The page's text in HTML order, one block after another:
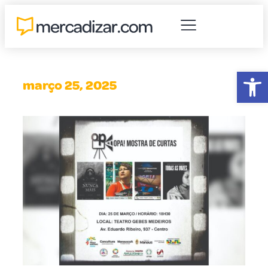
março 25, 2025